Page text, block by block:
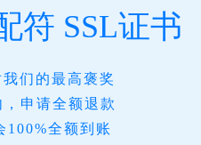
符 SSL证书
们的最高褒奖
申请全额退款
100%全额到账